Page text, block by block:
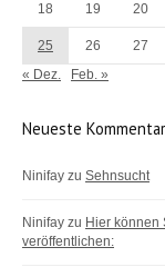
18 19 20
25 26 27
« Dez. Feb. »
Neueste
Ninifay zu Sehnsucht
Ninifay zu Hier können
veröffentlichen: